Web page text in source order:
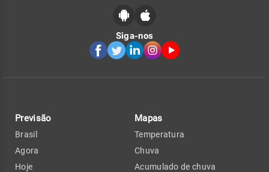
Siga-nos
Previsão
Brasil
Agora
Hoje
Mapas
Temperatura
Chuva
Acumulado de chuva